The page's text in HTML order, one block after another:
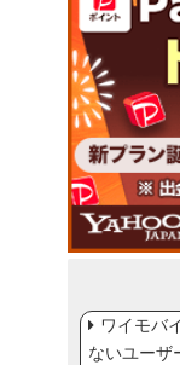
ワイモバ
ないユーザ